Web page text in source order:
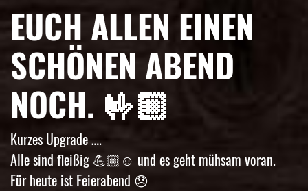
EUCH ALLEN EINEN
SCHÖNEN ABEND
NOCH. 🤟🏼
Kurzes Upgrade ….
Alle sind fleißig 💪🏼☺️ und es geht mühsam voran.
Für heute ist Feierabend 😞